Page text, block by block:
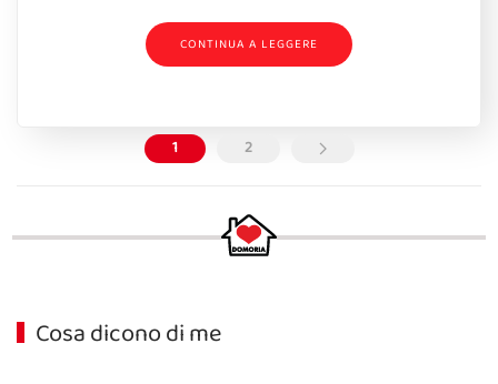
CONTINUA A LEGGERE
1 2
Cosa dicono di me